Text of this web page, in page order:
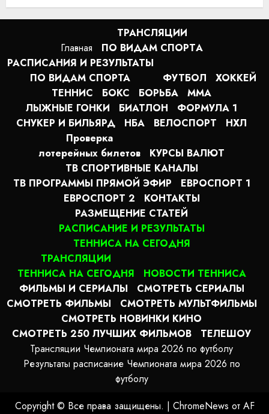
22:22 06.08.2026
Главная
ТРАНСЛЯЦИИ
ПО ВИДАМ СПОРТA
РАСПИСАНИЯ И РЕЗУЛЬТАТЫ
ПО ВИДАМ СПОРТА
ФУТБОЛ
ХОККЕЙ
ТЕННИС
БОКС БОРЬБА
MMA
ЛЫЖНЫЕ ГОНКИ
БИАТЛОН
ФОРМУЛА 1
СНУКЕР И БИЛЬЯРД
НБА ВЕЛОСПОРТ
НХЛ
Проверка
лотерейных билетов
КУРСЫ ВАЛЮТ
ТВ СПОРТИВНЫЕ КАНАЛЫ
ТВ ПРОГРАММЫ ПРЯМОЙ ЭФИР
ЕВРОСПОРТ 1
ЕВРОСПОРТ 2
КОНТАКТЫ
РАЗМЕЩЕНИЕ СТАТЕЙ
РАСПИСАНИЕ И РЕЗУЛЬТАТЫ
ТЕННИСА НА СЕГОДНЯ
ТРАНСЛЯЦИИ
ТЕННИСА НА СЕГОДНЯ
НОВОСТИ ТЕННИСА
ФИЛЬМЫ И СЕРИАЛЫ
СМОТРЕТЬ СЕРИАЛЫ
СМОТРЕТЬ ФИЛЬМЫ
СМОТРЕТЬ МУЛЬТФИЛЬМЫ
СМОТРЕТЬ НОВИНКИ КИНО
СМОТРЕТЬ 250 ЛУЧШИХ ФИЛЬМОВ
ТЕЛЕШОУ
Трансляции Чемпионата мира 2026 по футболу
Результаты расписание Чемпионата мира 2026 по
футболу
Copyright © Все права защищены. | ChromeNews от AF